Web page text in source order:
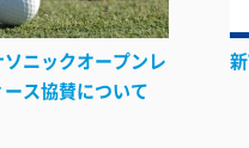
ソニックオープンレ
ース協賛について